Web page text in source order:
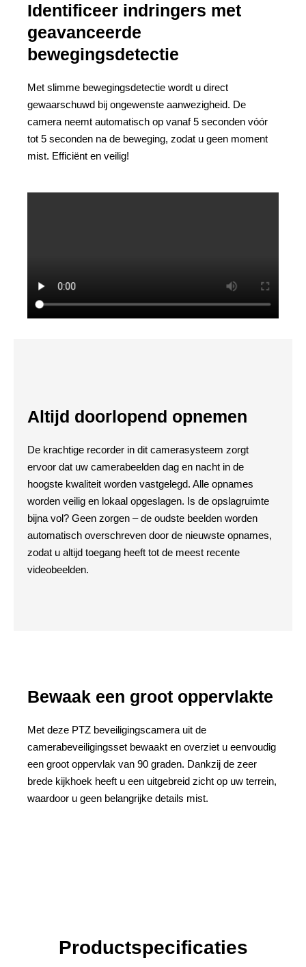
Identificeer indringers met
geavanceerde
bewegingsdetectie
Met slimme bewegingsdetectie wordt u direct
gewaarschuwd bij ongewenste aanwezigheid. De
camera neemt automatisch op vanaf 5 seconden vóór
tot 5 seconden na de beweging, zodat u geen moment
mist. Efficiënt en veilig!
Altijd doorlopend opnemen
De krachtige recorder in dit camerasysteem zorgt
ervoor dat uw camerabeelden dag en nacht in de
hoogste kwaliteit worden vastgelegd. Alle opnames
worden veilig en lokaal opgeslagen. Is de opslagruimte
bijna vol? Geen zorgen – de oudste beelden worden
automatisch overschreven door de nieuwste opnames,
zodat u altijd toegang heeft tot de meest recente
videobeelden.
Bewaak een groot oppervlakte
Met deze PTZ beveiligingscamera uit de
camerabeveiligingsset bewaakt en overziet u eenvoudig
een groot oppervlak van 90 graden. Dankzij de zeer
brede kijkhoek heeft u een uitgebreid zicht op uw terrein,
waardoor u geen belangrijke details mist.
Productspecificaties